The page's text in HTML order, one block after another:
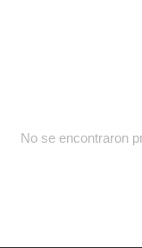
No se encontraron